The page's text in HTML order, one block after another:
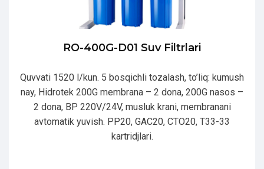
RO-400G-D01 Suv Filtrlari
Quvvati 1520 l/kun. 5 bosqichli tozalash, to’liq: kumush
nay, Hidrotek 200G membrana – 2 dona, 200G nasos –
2 dona, BP 220V/24V, musluk krani, membranani
avtomatik yuvish. PP20, GAC20, CTO20, T33-33
kartridjlari.